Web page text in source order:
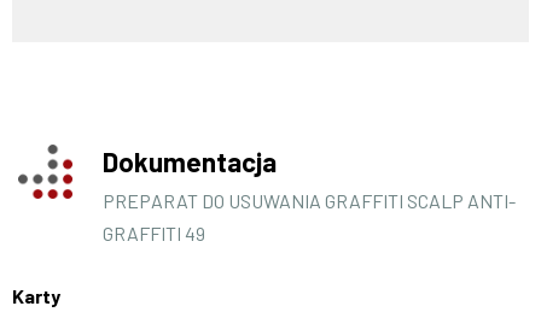
Dokumentacja
PREPARAT DO USUWANIA GRAFFITI SCALP ANTI-
GRAFFITI 49
Karty